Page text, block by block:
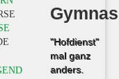
"Hofdienst"
mal ganz
anders.